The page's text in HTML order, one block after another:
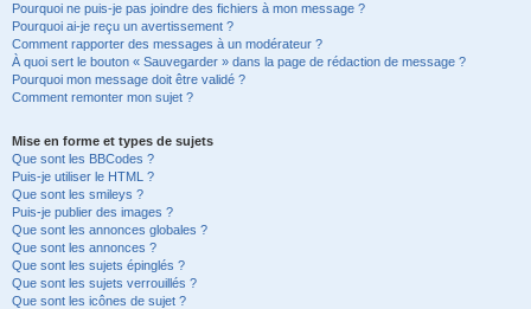
Pourquoi ne puis-je pas joindre des fichiers à mon message ?
Pourquoi ai-je reçu un avertissement ?
Comment rapporter des messages à un modérateur ?
À quoi sert le bouton « Sauvegarder » dans la page de rédaction de message ?
Pourquoi mon message doit être validé ?
Comment remonter mon sujet ?
Mise en forme et types de sujets
Que sont les BBCodes ?
Puis-je utiliser le HTML ?
Que sont les smileys ?
Puis-je publier des images ?
Que sont les annonces globales ?
Que sont les annonces ?
Que sont les sujets épinglés ?
Que sont les sujets verrouillés ?
Que sont les icônes de sujet ?